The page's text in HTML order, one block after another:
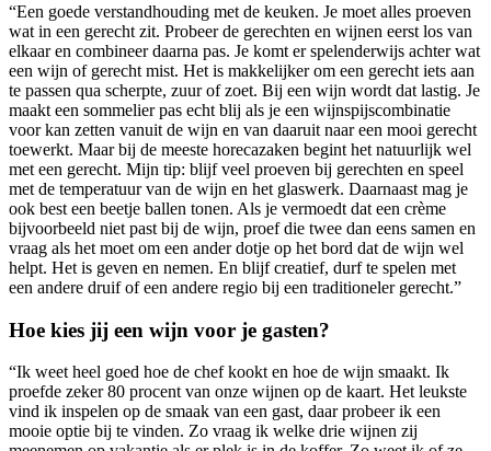
“Een goede verstandhouding met de keuken. Je moet alles proeven
wat in een gerecht zit. Probeer de gerechten en wijnen eerst los van
elkaar en combineer daarna pas. Je komt er spelenderwijs achter wat
een wijn of gerecht mist. Het is makkelijker om een gerecht iets aan
te passen qua scherpte, zuur of zoet. Bij een wijn wordt dat lastig. Je
maakt een sommelier pas echt blij als je een wijnspijscombinatie
voor kan zetten vanuit de wijn en van daaruit naar een mooi gerecht
toewerkt. Maar bij de meeste horecazaken begint het natuurlijk wel
met een gerecht. Mijn tip: blijf veel proeven bij gerechten en speel
met de temperatuur van de wijn en het glaswerk. Daarnaast mag je
ook best een beetje ballen tonen. Als je vermoedt dat een crème
bijvoorbeeld niet past bij de wijn, proef die twee dan eens samen en
vraag als het moet om een ander dotje op het bord dat de wijn wel
helpt. Het is geven en nemen. En blijf creatief, durf te spelen met
een andere druif of een andere regio bij een traditioneler gerecht.”
Hoe kies jij een wijn voor je gasten?
“Ik weet heel goed hoe de chef kookt en hoe de wijn smaakt. Ik
proefde zeker 80 procent van onze wijnen op de kaart. Het leukste
vind ik inspelen op de smaak van een gast, daar probeer ik een
mooie optie bij te vinden. Zo vraag ik welke drie wijnen zij